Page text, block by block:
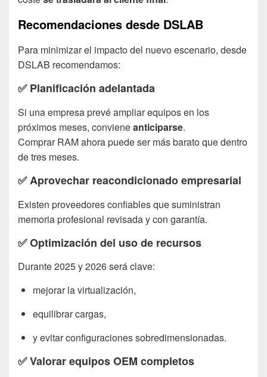
Recomendaciones desde DSLAB
Para minimizar el impacto del nuevo escenario, desde
DSLAB recomendamos:
✅Planificación adelantada
Si una empresa prevé ampliar equipos en los
próximos meses, convieneanticiparse.
Comprar RAM ahora puede ser más barato que dentro
de tres meses.
✅Aprovechar reacondicionado empresarial
Existen proveedores confiables que suministran
memoria profesional revisada y con garantía.
✅Optimización del uso de recursos
Durante 2025 y 2026 será clave:
mejorar la virtualización,
equilibrar cargas,
y evitar configuraciones sobredimensionadas.
✅Valorar equipos OEM completos